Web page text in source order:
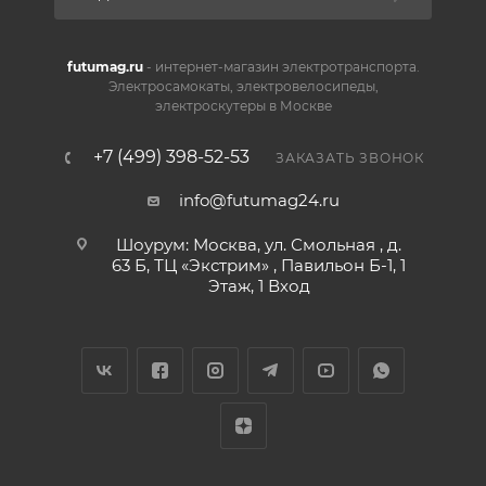
futumag.ru- интернет-магазин электротранспорта.
Электросамокаты, электровелосипеды,
электроскутеры в Москве
+7 (499) 398-52-53 ЗАКАЗАТЬ ЗВОНОК
info@futumag24.ru
Шоурум: Москва, ул. Смольная , д.
63 Б, ТЦ «Экстрим» , Павильон Б-1, 1
Этаж, 1 Вход